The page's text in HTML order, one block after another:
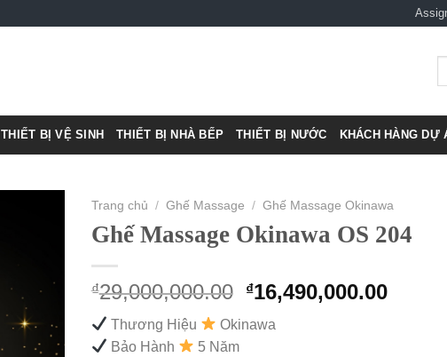
THIẾT BỊ VỆ SINH THIẾT BỊ NHÀ BẾP THIẾT BỊ NƯỚC KHÁCH HÀNG DỰ
Trang chủ / Ghế Massage / Ghế Massage Okinawa
Ghế Massage Okinawa OS 204
₫29,000,000.00 Original
was:
₫16,490,000.00
Thương Hiệu
Okinawa
Bảo Hành
5 Năm